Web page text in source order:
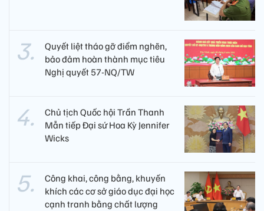
Quyết liệt tháo gỡ điểm nghẽn,
bảo đảm hoàn thành mục tiêu
Nghị quyết 57-NQ/TW
Chủ tịch Quốc hội Trần Thanh
Mẫn tiếp Đại sứ Hoa Kỳ Jennifer
Wicks
Công khai, công bằng, khuyến
khích các cơ sở giáo dục đại học
cạnh tranh bằng chất lượng​